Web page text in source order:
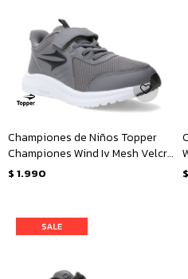
Championes de Niños Topper
Championes Wind Iv Mesh Velcro
- Gris - Negro
$ 1.990 $